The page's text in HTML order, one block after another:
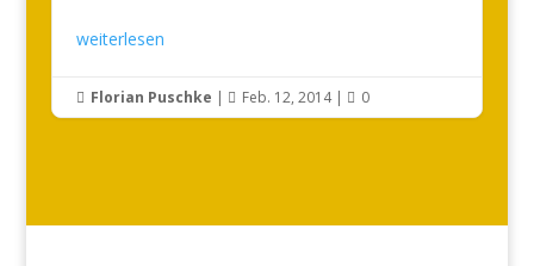
weiterlesen
 Florian Puschke |  Feb. 12, 2014|  0